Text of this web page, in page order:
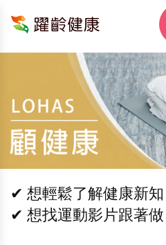
✔ 想輕鬆了解健康新知
✔ 想找運動影片跟著做